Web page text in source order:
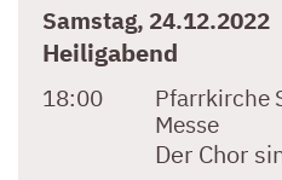
Samstag, 24.12.2022
Heiligabend
18:00 Pfarrkirche
Messe
Der Chor